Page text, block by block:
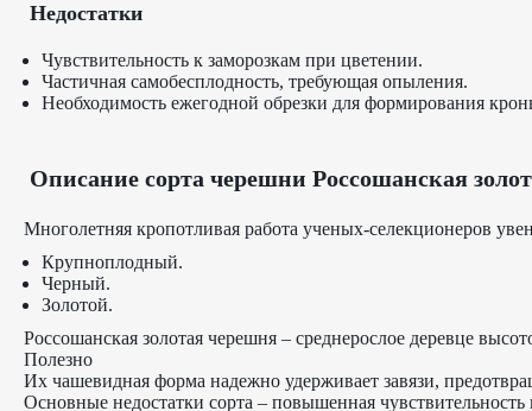
Недостатки
Чувствительность к заморозкам при цветении.
Частичная самобесплодность, требующая опыления.
Необходимость ежегодной обрезки для формирования
Описание сорта черешни Россошанская
Многолетняя кропотливая работа ученых-селекционеров
Крупноплодный.
Черный.
Золотой.
Россошанская золотая черешня – среднерослое деревце
Полезно
Их чашевидная форма надежно удерживает завязи,
Основные недостатки сорта – повышенная